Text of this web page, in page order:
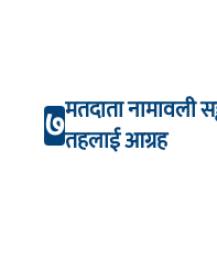
७मतदाता नामावली
तहलाई आग्रह